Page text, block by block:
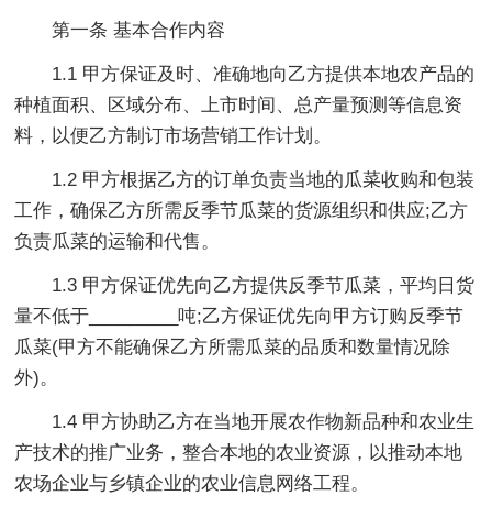
第一条 基本合作内容
1.1 甲方保证及时、准确地向乙方提供本地农产品的
种植面积、区域分布、上市时间、总产量预测等信息资
料，以便乙方制订市场营销工作计划。
1.2 甲方根据乙方的订单负责当地的瓜菜收购和包装
工作，确保乙方所需反季节瓜菜的货源组织和供应;乙方
负责瓜菜的运输和代售。
1.3 甲方保证优先向乙方提供反季节瓜菜，平均日货
量不低于_________吨;乙方保证优先向甲方订购反季节
瓜菜(甲方不能确保乙方所需瓜菜的品质和数量情况除
外)。
1.4 甲方协助乙方在当地开展农作物新品种和农业生
产技术的推广业务，整合本地的农业资源，以推动本地
农场企业与乡镇企业的农业信息网络工程。